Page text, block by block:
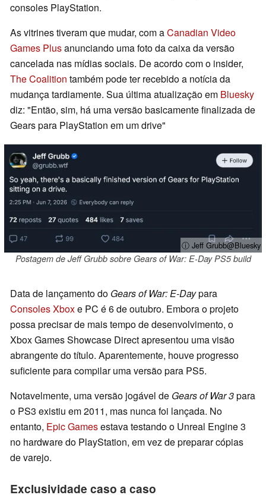
consoles PlayStation.
As vitrines tiveram que mudar, com aCanadian Video
Games Plusanunciando uma foto da caixa da versão
cancelada nas mídias sociais. De acordo com o insider,
The Coalition também pode ter recebido a notícia da
mudança tardiamente. Sua última atualização em Bluesky
diz: "Então, sim, há uma versão basicamente finalizada de
Gears para PlayStation em um drive"
ⓘ Jeff Grubb@Bluesky
Postagem de Jeff Grubb sobre Gears of War: E-Day PS5 build
Data de lançamento do Gears of War: E-Daypara
Consoles Xboxe PC é 6 de outubro. Embora o projeto
possa precisar de mais tempo de desenvolvimento, o
Xbox Games Showcase Direct apresentou uma visão
abrangente do título. Aparentemente, houve progresso
suficiente para compilar uma versão para PS5.
Notavelmente, uma versão jogável de Gears of War 3para
o PS3 existiu em 2011, mas nunca foi lançada. No
entanto, Epic Gamesestava testando o Unreal Engine 3
no hardware do PlayStation, em vez de preparar cópias
de varejo.
Exclusividade caso a caso